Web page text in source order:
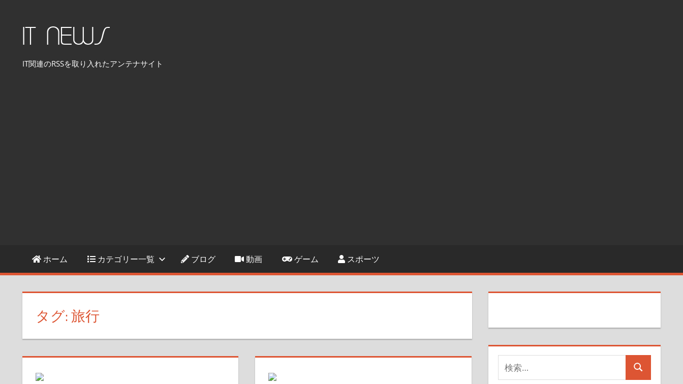
IT NEWS
IT関連のRSSを取り入れたアンテナサイト
ホーム カテゴリー一覧 ブログ 動画 ゲーム スポーツ
タグ:旅行
索
検